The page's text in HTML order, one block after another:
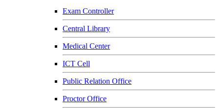
Exam Controller
Central Library
Medical Center
ICT Cell
Public Relation Office
Proctor Office